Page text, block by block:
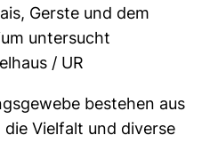
Gerste und dem
untersucht
/ UR
bestehen aus
die Vielfalt und diverse